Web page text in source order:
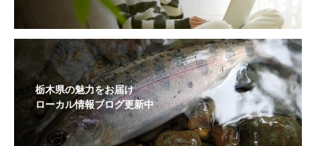
栃木県の魅力をお届け
ローカル情報ブログ更新中